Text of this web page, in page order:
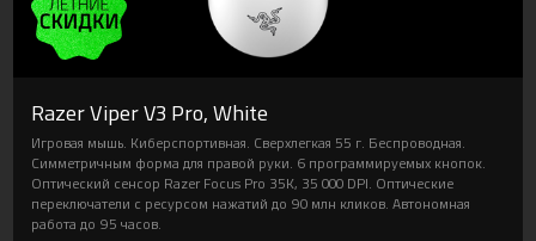
Razer Viper V3 Pro, White
Игровая мышь. Киберспортивная. Сверхлегкая 55 г. Беспроводная.
Симметричным форма для правой руки. 6 программируемых кнопок.
Оптический сенсор Razer Focus Pro 35K, 35 000 DPI. Оптические
переключатели с ресурсом нажатий до 90 млн кликов. Автономная
работа до 95 часов.